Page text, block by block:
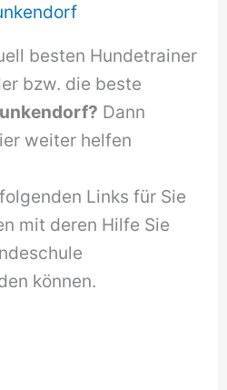
besten Hundetrainer
bzw. die beste
Dann
weiter helfen
Links für Sie
mit deren Hilfe Sie
können.